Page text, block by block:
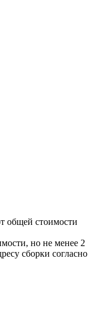
общей стоимости
но не менее 2
сборки согласно